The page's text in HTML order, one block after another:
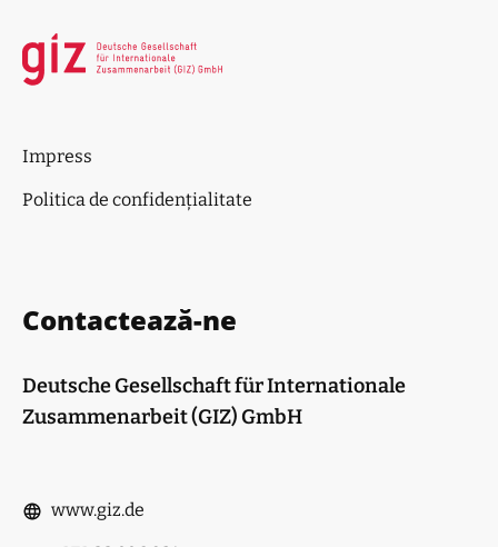
Impress
Politica de confidențialitate
Contactează-ne
Deutsche Gesellschaft für Internationale
Zusammenarbeit (GIZ) GmbH
www.giz.de